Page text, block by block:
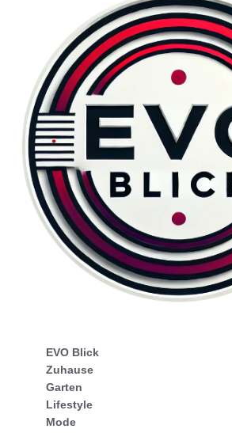
EVO Blick
Zuhause
Garten
Lifestyle
Mode